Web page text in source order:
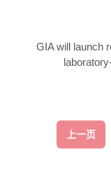
GIA will launch
上一页